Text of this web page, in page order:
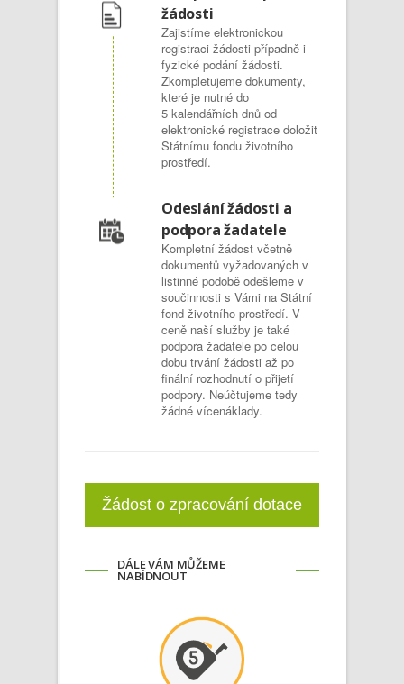
žádosti
Zajistíme elektronickou
registraci žádosti případně i
fyzické podání žádosti.
Zkompletujeme dokumenty,
které je nutné do
5 kalendářních dnů od
elektronické registrace doložit
Státnímu fondu životního
prostředí.
Odeslání žádosti a
podpora žadatele
Kompletní žádost včetně
dokumentů vyžadovaných v
listinné podobě odešleme v
součinnosti s Vámi na Státní
fond životního prostředí. V
ceně naší služby je také
podpora žadatele po celou
dobu trvání žádosti až po
finální rozhodnutí o přijetí
podpory. Neúčtujeme tedy
žádné vícenáklady.
Žádost o zpracování dotace
DÁLE VÁM MŮŽEME
NABÍDNOUT